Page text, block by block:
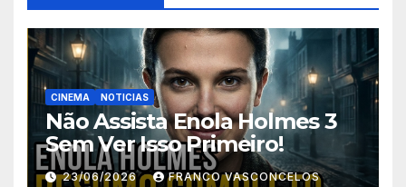
CINEMA NOTICIAS
Não Assista Enola Holmes 3
Sem Ver Isso Primeiro!
23/06/2026 FRANCO VASCONCELOS